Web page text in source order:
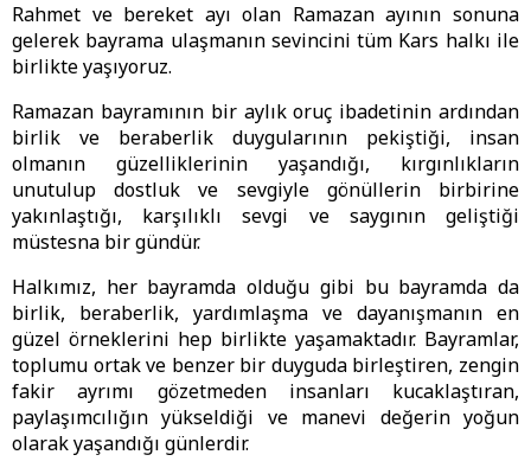
Rahmet ve bereket ayı olan Ramazan ayının sonuna
gelerek bayrama ulaşmanın sevincini tüm Kars halkı ile
birlikte yaşıyoruz.
Ramazan bayramının bir aylık oruç ibadetinin ardından
birlik ve beraberlik duygularının pekiştiği, insan
olmanın güzelliklerinin yaşandığı, kırgınlıkların
unutulup dostluk ve sevgiyle gönüllerin birbirine
yakınlaştığı, karşılıklı sevgi ve saygının geliştiği
müstesna bir gündür.
Halkımız, her bayramda olduğu gibi bu bayramda da
birlik, beraberlik, yardımlaşma ve dayanışmanın en
güzel örneklerini hep birlikte yaşamaktadır. Bayramlar,
toplumu ortak ve benzer bir duyguda birleştiren, zengin
fakir ayrımı gözetmeden insanları kucaklaştıran,
paylaşımcılığın yükseldiği ve manevi değerin yoğun
olarak yaşandığı günlerdir.